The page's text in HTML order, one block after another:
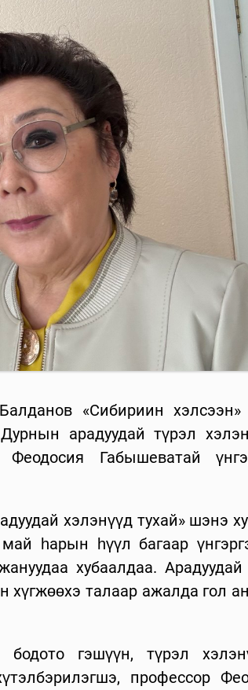
«Сибириин хэлсээн»
арадуудай түрэл
Габышеватай
хэлэнүүд тухай» шэнэ
һарын һүүл багаар
хубаалдаа. Арадуудай
хүгжөөхэ талаар ажалда гол
гэшүүн, түрэл
профессор